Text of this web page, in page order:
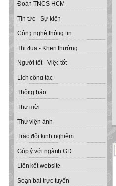
Đoàn TNCS HCM
Tin tức - Sự kiện
Công nghệ thông tin
Thi đua - Khen thưởng
Người tốt - Việc tốt
Lịch công tác
Thông báo
Thư mời
Thư viện ảnh
Trao đổi kinh nghiệm
Góp ý với ngành GD
Liên kết website
Soạn bài trực tuyến